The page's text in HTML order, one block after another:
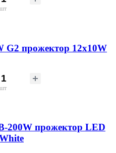
шт
G2 прожектор 12x10W
шт
200W прожектор LED